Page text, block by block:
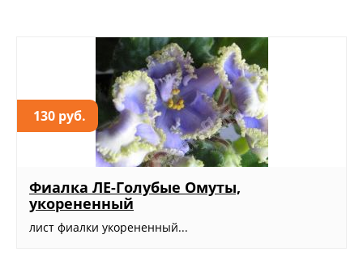
130 руб.
Фиалка ЛЕ-Голубые Омуты,
укорененный
лист фиалки укорененный...